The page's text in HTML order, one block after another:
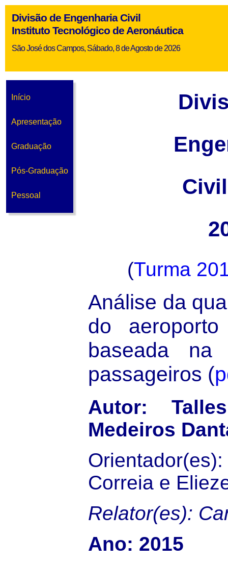
Divisão de Engenharia Civil
Instituto Tecnológico de Aeronáutica
São José dos Campos, Sábado, 8 de Agosto de 2026
Início
Apresentação
Graduação
Pós-Graduação
Pessoal
(Turma
Análise da
do
baseada na
passageiros (
Autor:
Medeiros
Correia e
Relator(es):
Ano: 2015